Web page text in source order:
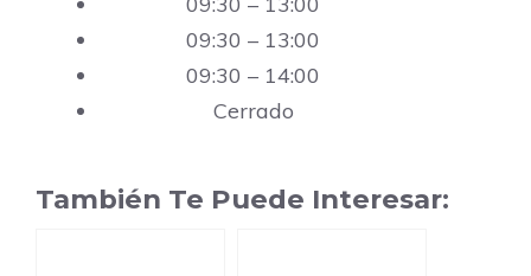
09:30 – 13:00
09:30 – 14:00
Cerrado
También Te Puede Interesar: